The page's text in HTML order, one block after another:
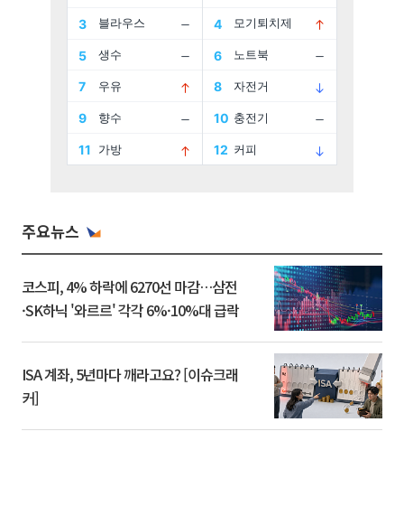
주요뉴스
코스피, 4% 하락에 6270선 마감…삼전
·SK하닉 '와르르' 각각 6%·10%대 급락
ISA 계좌, 5년마다 깨라고요? [이슈크래
커]